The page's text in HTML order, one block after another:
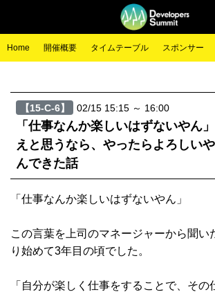
Home 開催概要 タイムテーブル スポンサー
【15-C-6】 02/15 15:15 ～ 16:00
「仕事なんか楽しいはずないやん
えと思うなら、やったらよろしい
んできた話
「仕事なんか楽しいはずないやん」
この言葉を上司のマネージャーから聞い
り始めて3年目の頃でした。
「自分が楽しく仕事をすることで、その